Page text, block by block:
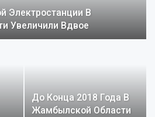
Электростанции В
Увеличили Вдвое
До Конца 2018 Года В
Жамбылской Области